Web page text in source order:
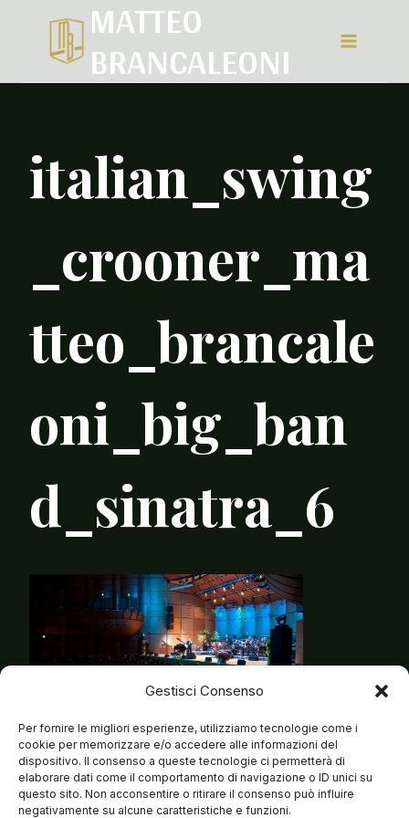
Gestisci Consenso
Per fornire le migliori esperienze, utilizziamo tecnologie come i
cookie per memorizzare e/o accedere alle informazioni del
dispositivo. Il consenso a queste tecnologie ci permetterà di
elaborare dati come il comportamento di navigazione o ID unici su
questo sito. Non acconsentire o ritirare il consenso può influire
negativamente su alcune caratteristiche e funzioni.
MATTEO
BRANCALEONI
italian_swing
_crooner_ma
tteo_brancale
oni_big_ban
d_sinatra_6